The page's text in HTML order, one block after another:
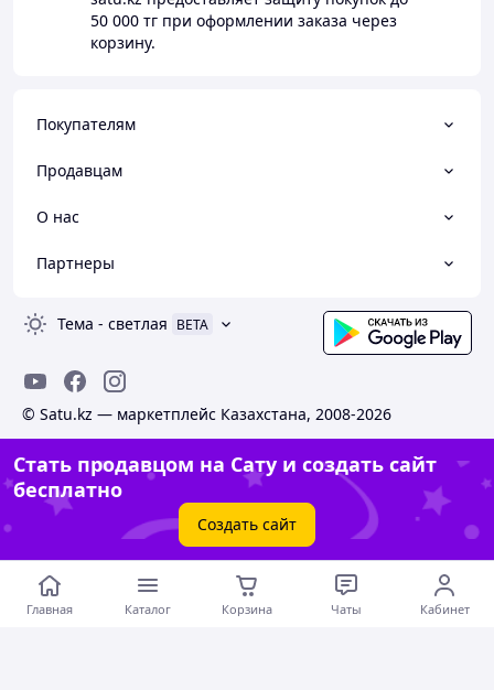
50 000 тг при оформлении заказа через
корзину.
Покупателям
Продавцам
О нас
Партнеры
Тема - светлая BETA
© Satu.kz — маркетплейс Казахстана, 2008-2026
Стать продавцом на Сату и создать сайт
бесплатно
Создать сайт
Главная Каталог Корзина Чаты Кабинет